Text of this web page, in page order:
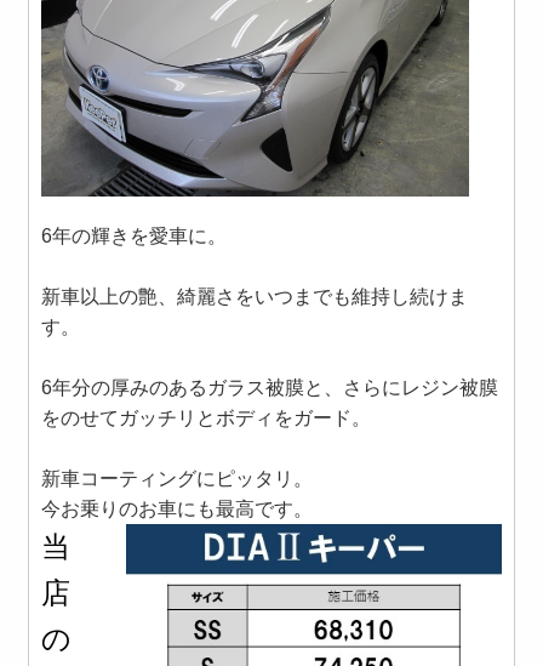
6年の輝きを愛車に。
新車以上の艶、綺麗さをいつまでも維持し続けま
す。
6年分の厚みのあるガラス被膜と、さらにレジン被膜
をのせてガッチリとボディをガード。
新車コーティングにピッタリ。
今お乗りのお車にも最高です。
当
店
の